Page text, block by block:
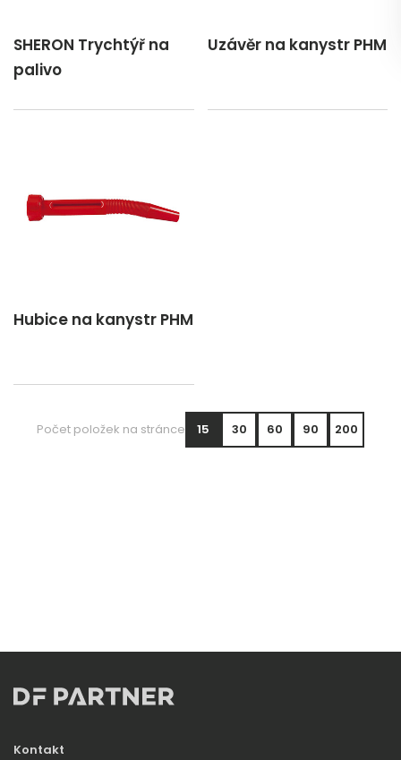
SHERON Trychtýř na
palivo
Uzávěr na kanystr PHM
Hubice na kanystr PHM
Počet položek na stránce 15 30 60 90 200
Kontakt